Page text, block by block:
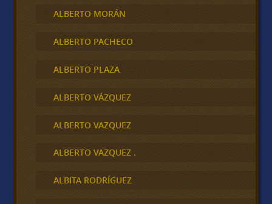
ALBERTO MORÁN
ALBERTO PACHECO
ALBERTO PLAZA
ALBERTO VÁZQUEZ
ALBERTO VAZQUEZ
ALBERTO VAZQUEZ .
ALBITA RODRÍGUEZ